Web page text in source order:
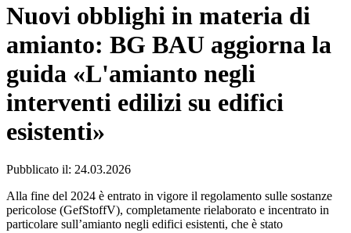
Nuovi obblighi in materia di
amianto: BG BAU aggiorna la
guida «L'amianto negli
interventi edilizi su edifici
esistenti»
Pubblicato il: 24.03.2026
Alla fine del 2024 è entrato in vigore il regolamento sulle sostanze
pericolose (GefStoffV), completamente rielaborato e incentrato in
particolare sull’amianto negli edifici esistenti, che è stato